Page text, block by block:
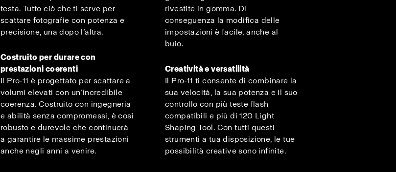
testa. Tutto ciò che ti serve per
scattare fotografie con potenza e
precisione, una dopo l’altra.
Costruito per durare con
prestazioni coerenti
Il Pro-11 è progettato per scattare a
volumi elevati con un’incredibile
coerenza. Costruito con ingegneria
e abilità senza compromessi, è così
robusto e durevole che continuerà
a garantire le massime prestazioni
anche negli anni a venire.
rivestite in gomma. Di
conseguenza la modifica delle
impostazioni è facile, anche al
buio.
Creatività e versatilità
Il Pro-11 ti consente di combinare la
sua velocità, la sua potenza e il suo
controllo con più teste flash
compatibili e più di 120 Light
Shaping Tool. Con tutti questi
strumenti a tua disposizione, le tue
possibilità creative sono infinite.